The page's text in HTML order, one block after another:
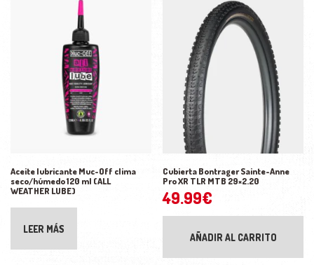
Aceite lubricante Muc-Off clima
seco/húmedo 120 ml (ALL
WEATHER LUBE)
LEER MÁS
Cubierta Bontrager Sainte-Anne
Pro XR TLR MTB 29×2.20
49.99€
AÑADIR AL CARRITO